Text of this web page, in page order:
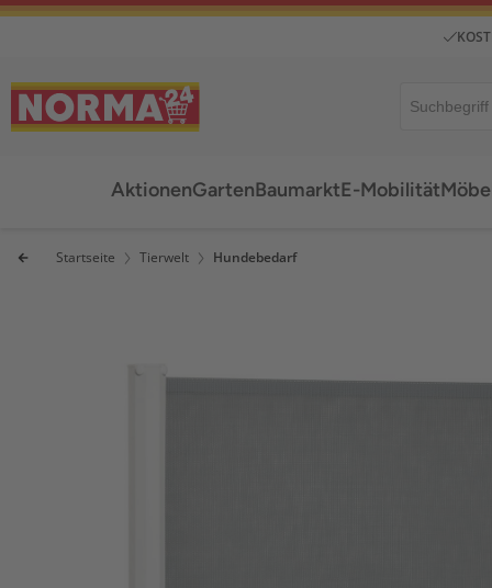
AktionenGartenBaumarktE-Mobilität
Startseite Tierwelt Hundebedarf